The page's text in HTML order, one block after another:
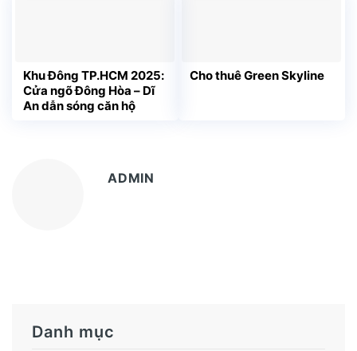
Khu Đông TP.HCM 2025:
Cửa ngõ Đông Hòa – Dĩ
An dẫn sóng căn hộ
Cho thuê Green Skyline
ADMIN
Danh mục